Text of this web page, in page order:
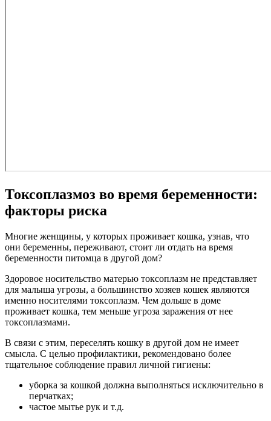
Токсоплазмоз во время беременности:
факторы риска
Многие женщины, у которых проживает кошка, узнав, что
они беременны, переживают, стоит ли отдать на время
беременности питомца в другой дом?
Здоровое носительство матерью токсоплазм не представляет
для малыша угрозы, а большинство хозяев кошек являются
именно носителями токсоплазм. Чем дольше в доме
проживает кошка, тем меньше угроза заражения от нее
токсоплазмами.
В связи с этим, переселять кошку в другой дом не имеет
смысла. С целью профилактики, рекомендовано более
тщательное соблюдение правил личной гигиены:
уборка за кошкой должна выполняться исключительно в
перчатках;
частое мытье рук и т.д.